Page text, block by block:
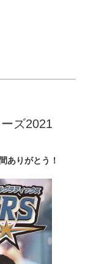
ズ2021
ありがとう！